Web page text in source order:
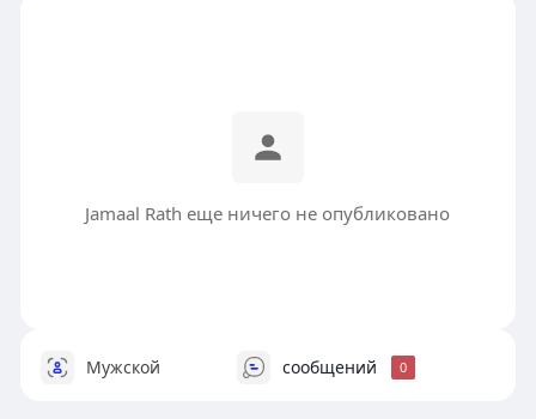
Jamaal Rath еще ничего не опубликовано
Мужской сообщений 0